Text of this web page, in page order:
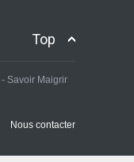
Top
- Savoir Maigrir
Nous contacter